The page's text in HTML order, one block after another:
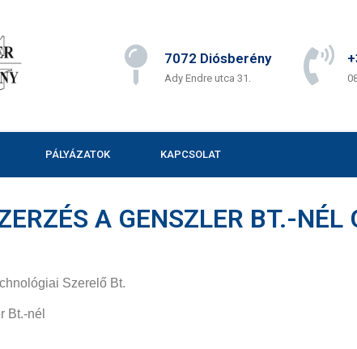
7072 Diósberény
Ady Endre utca 31.
PÁLYÁZATOK KAPCSOLAT
A GENSZLER BT.-
Szerelő Bt.
Bt.-nél